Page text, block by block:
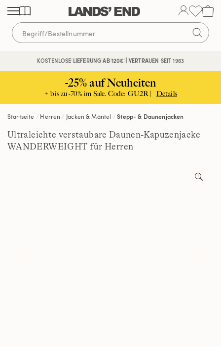
Direkt
zum
Inhalt
Direkt
zur
Navigation
Direkt
zur
Suche
KOSTENLOSE LIEFERUNG AB 120€ | VERTRAUEN SEIT 1963
KOSTENFREIE RÜCKSENDUNG
-25% auf Neuheiten
+ bis zu -70% im Sale. Code: GU2R | Details
Startseite Herren Jacken & Mäntel Stepp- & Daunenjacken
Ultraleichte verstaubare Daunen-Kapuzenjacke
WANDERWEIGHT für Herren